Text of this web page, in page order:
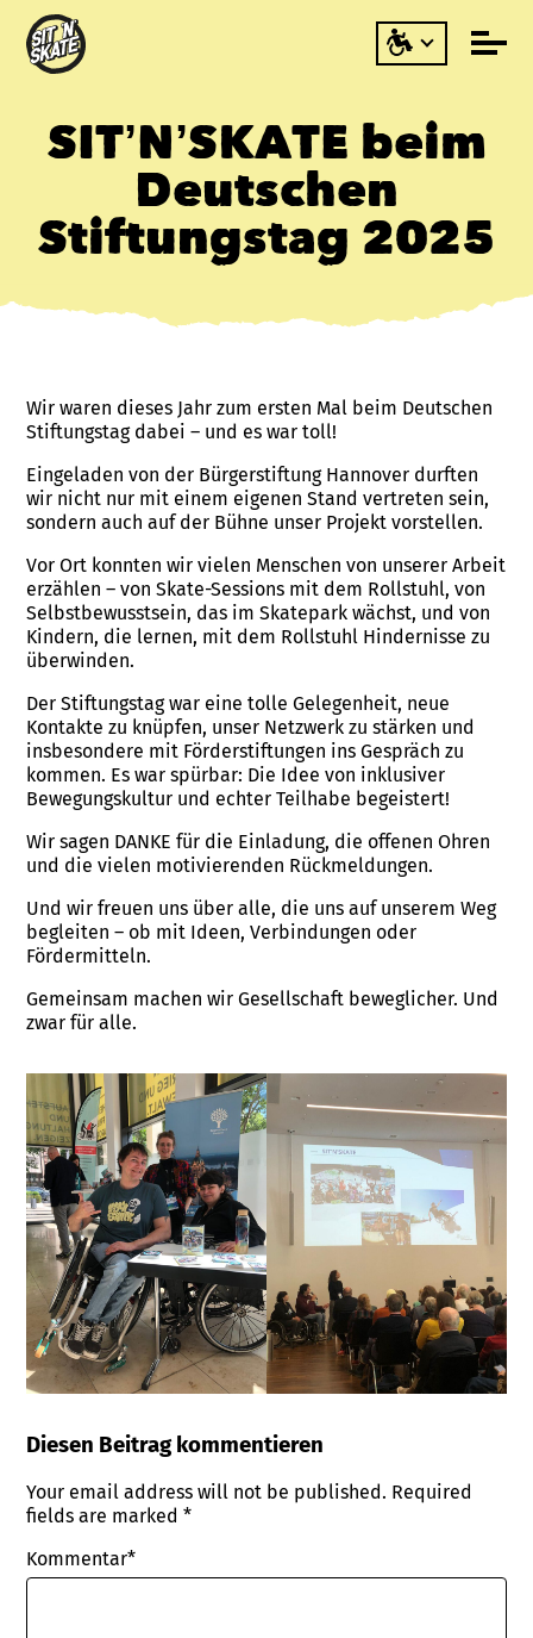
SIT’N’SKATE beim
Deutschen
Stiftungstag 2025
Wir waren dieses Jahr zum ersten Mal beim Deutschen
Stiftungstag dabei – und es war toll!
Eingeladen von der Bürgerstiftung Hannover durften
wir nicht nur mit einem eigenen Stand vertreten sein,
sondern auch auf der Bühne unser Projekt vorstellen.
Vor Ort konnten wir vielen Menschen von unserer Arbeit
erzählen – von Skate-Sessions mit dem Rollstuhl, von
Selbstbewusstsein, das im Skatepark wächst, und von
Kindern, die lernen, mit dem Rollstuhl Hindernisse zu
überwinden.
Der Stiftungstag war eine tolle Gelegenheit, neue
Kontakte zu knüpfen, unser Netzwerk zu stärken und
insbesondere mit Förderstiftungen ins Gespräch zu
kommen. Es war spürbar: Die Idee von inklusiver
Bewegungskultur und echter Teilhabe begeistert!
Wir sagen DANKE für die Einladung, die offenen Ohren
und die vielen motivierenden Rückmeldungen.
Und wir freuen uns über alle, die uns auf unserem Weg
begleiten – ob mit Ideen, Verbindungen oder
Fördermitteln.
Gemeinsam machen wir Gesellschaft beweglicher. Und
zwar für alle.
Diesen Beitrag kommentieren
Your email address will not be published. Required
fields are marked*
Kommentar*